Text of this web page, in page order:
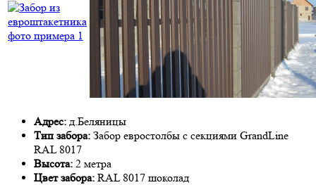
Адрес: д.Беляницы
Тип забора: Забор евростолбы с секциями GrandLine
RAL 8017
Высота: 2 метра
Цвет забора: RAL 8017 шоколад